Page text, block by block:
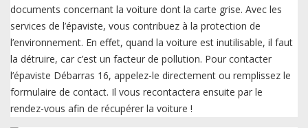
documents concernant la voiture dont la carte grise. Avec les
services de l’épaviste, vous contribuez à la protection de
l’environnement. En effet, quand la voiture est inutilisable, il faut
la détruire, car c’est un facteur de pollution. Pour contacter
l’épaviste Débarras 16, appelez-le directement ou remplissez le
formulaire de contact. Il vous recontactera ensuite par le
rendez-vous afin de récupérer la voiture !